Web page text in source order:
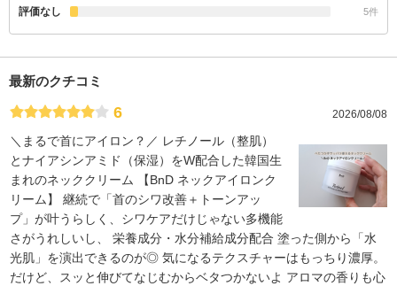
評価なし 5件
最新のクチコミ
6 2026/08/08
＼まるで首にアイロン？／ レチノール（整肌）
とナイアシンアミド（保湿）をW配合した韓国生
まれのネッククリーム 【BnD ネックアイロンク
リーム】 継続で「首のシワ改善＋トーンアッ
プ」が叶うらしく、シワケアだけじゃない多機能
さがうれしいし、 栄養成分・水分補給成分配合 塗った側から「水
光肌」を演出できるのが◎ 気になるテクスチャーはもっちり濃厚。
だけど、スッと伸びてなじむからベタつかないよ アロマの香りも心